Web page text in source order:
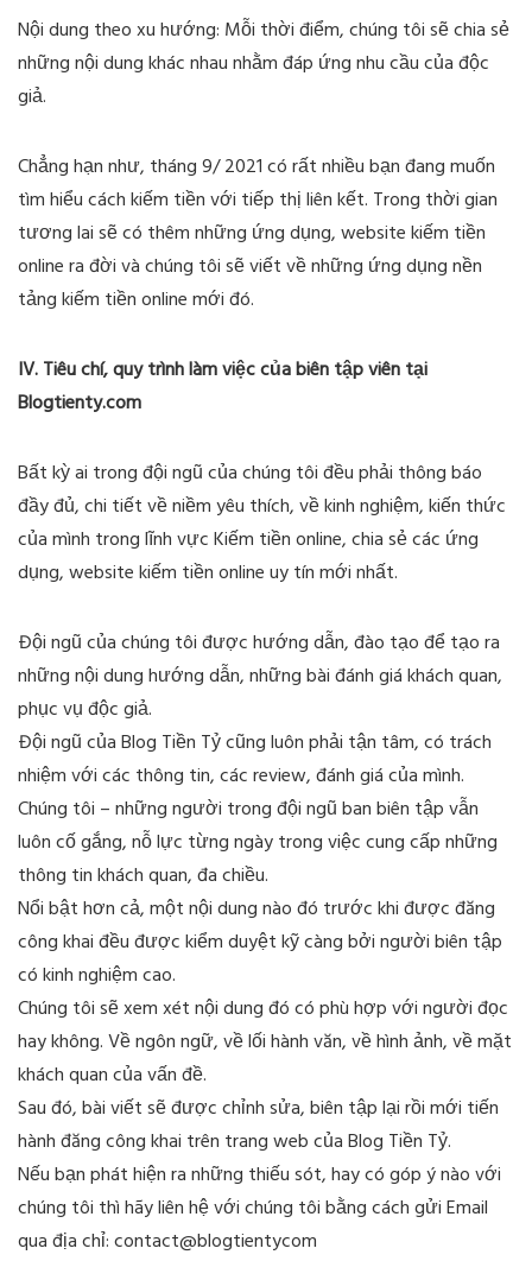
Nội dung theo xu hướng: Mỗi thời điểm, chúng tôi sẽ chia sẻ
những nội dung khác nhau nhằm đáp ứng nhu cầu của độc
giả.
Chẳng hạn như, tháng 9/ 2021 có rất nhiều bạn đang muốn
tìm hiểu cách kiếm tiền với tiếp thị liên kết. Trong thời gian
tương lai sẽ có thêm những ứng dụng, website kiếm tiền
online ra đời và chúng tôi sẽ viết về những ứng dụng nền
tảng kiếm tiền online mới đó.
IV. Tiêu chí, quy trình làm việc của biên tập viên tại
Blogtienty.com
Bất kỳ ai trong đội ngũ của chúng tôi đều phải thông báo
đầy đủ, chi tiết về niềm yêu thích, về kinh nghiệm, kiến thức
của mình trong lĩnh vực Kiếm tiền online, chia sẻ các ứng
dụng, website kiếm tiền online uy tín mới nhất.
Đội ngũ của chúng tôi được hướng dẫn, đào tạo để tạo ra
những nội dung hướng dẫn, những bài đánh giá khách quan,
phục vụ độc giả.
Đội ngũ của Blog Tiền Tỷ cũng luôn phải tận tâm, có trách
nhiệm với các thông tin, các review, đánh giá của mình.
Chúng tôi – những người trong đội ngũ ban biên tập vẫn
luôn cố gắng, nỗ lực từng ngày trong việc cung cấp những
thông tin khách quan, đa chiều.
Nổi bật hơn cả, một nội dung nào đó trước khi được đăng
công khai đều được kiểm duyệt kỹ càng bởi người biên tập
có kinh nghiệm cao.
Chúng tôi sẽ xem xét nội dung đó có phù hợp với người đọc
hay không. Về ngôn ngữ, về lối hành văn, về hình ảnh, về mặt
khách quan của vấn đề.
Sau đó, bài viết sẽ được chỉnh sửa, biên tập lại rồi mới tiến
hành đăng công khai trên trang web của Blog Tiền Tỷ.
Nếu bạn phát hiện ra những thiếu sót, hay có góp ý nào với
chúng tôi thì hãy liên hệ với chúng tôi bằng cách gửi Email
qua địa chỉ: contact@blogtientycom